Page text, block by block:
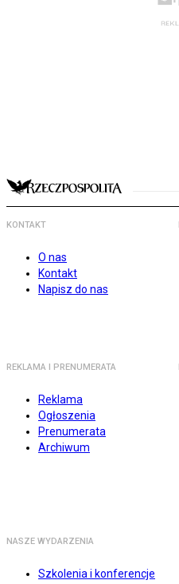
KONTAKT
O nas
Kontakt
Napisz do nas
REKLAMA I PRENUMERATA
Reklama
Ogłoszenia
Prenumerata
Archiwum
NASZE WYDARZENIA
Szkolenia i konferencje